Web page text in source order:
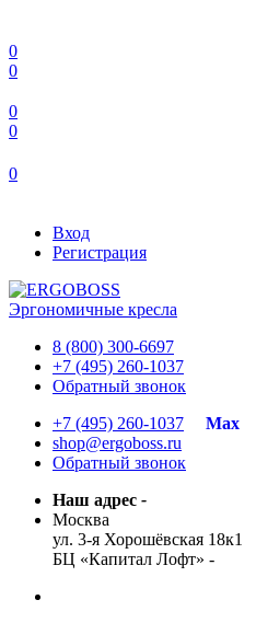
0
0
0
0
0
Вход
Регистрация
Эргономичные кресла
8 (800) 300-6697
+7 (495) 260-1037
Обратный звонок
+7 (495) 260-1037
Max
shop@ergoboss.ru
Обратный звонок
Наш адрес -
Москва
ул. 3-я Хорошёвская 18к1
БЦ «Капитал Лофт» -